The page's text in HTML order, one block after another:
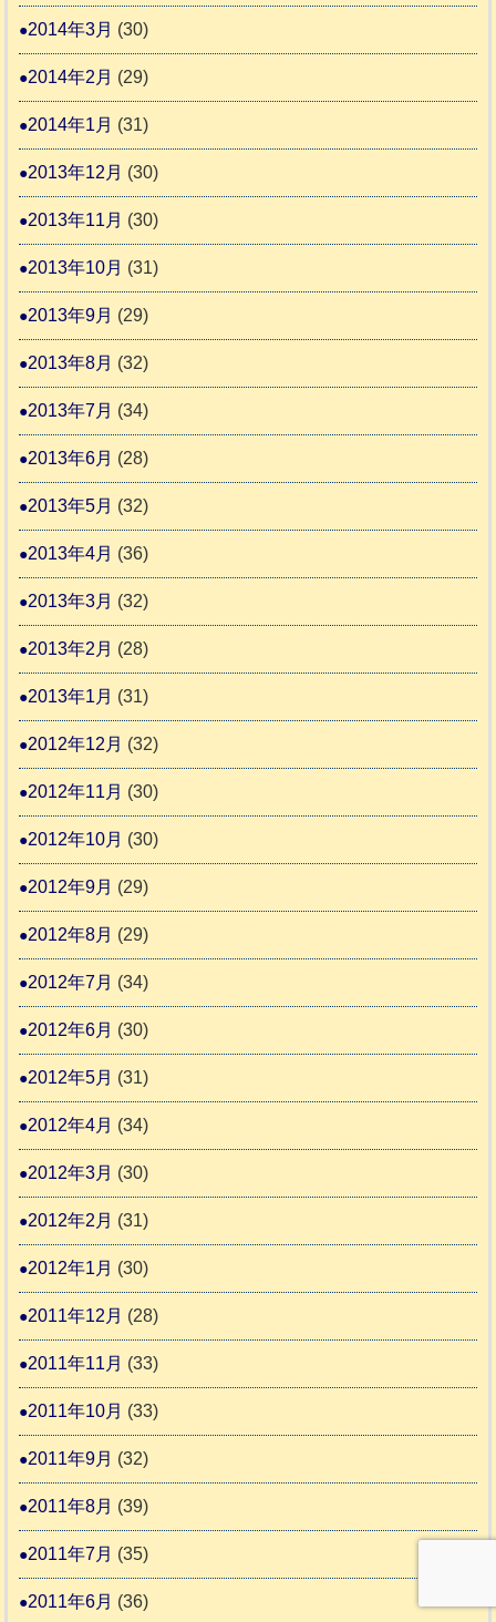
2014年3月 (30)
2014年2月 (29)
2014年1月 (31)
2013年12月 (30)
2013年11月 (30)
2013年10月 (31)
2013年9月 (29)
2013年8月 (32)
2013年7月 (34)
2013年6月 (28)
2013年5月 (32)
2013年4月 (36)
2013年3月 (32)
2013年2月 (28)
2013年1月 (31)
2012年12月 (32)
2012年11月 (30)
2012年10月 (30)
2012年9月 (29)
2012年8月 (29)
2012年7月 (34)
2012年6月 (30)
2012年5月 (31)
2012年4月 (34)
2012年3月 (30)
2012年2月 (31)
2012年1月 (30)
2011年12月 (28)
2011年11月 (33)
2011年10月 (33)
2011年9月 (32)
2011年8月 (39)
2011年7月 (35)
2011年6月 (36)